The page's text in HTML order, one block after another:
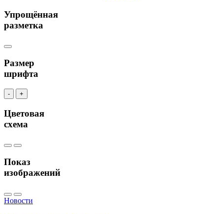
Упрощённая
разметка
Размер
шрифта
- +
Цветовая
схема
Показ
изображений
Новости